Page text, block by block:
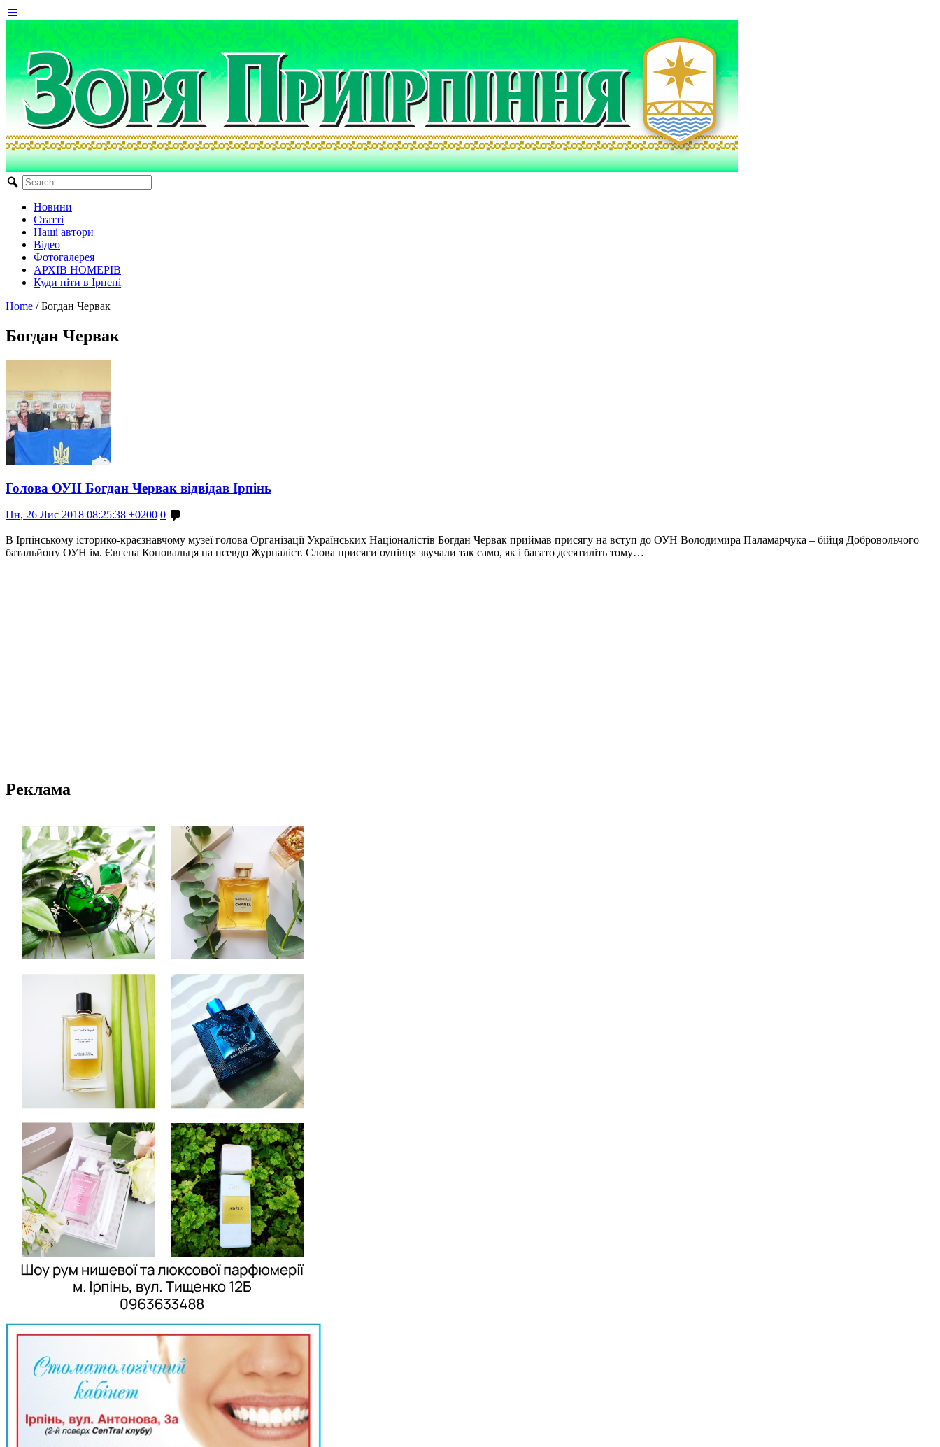
Новини
Статті
Наші автори
Відео
Фотогалерея
АРХІВ НОМЕРІВ
Куди піти в Ірпені
Home / Богдан Червак
Богдан Червак
Голова ОУН Богдан Червак відвідав Ірпінь
Пн, 26 Лис 2018 08:25:38 +0200 0
В Ірпінському історико-краєзнавчому музеї голова Організації Українських Націоналістів Богдан Червак приймав присягу на вступ до ОУН Володимира Паламарчука – бійця Добровольчого
батальйону ОУН ім. Євгена Коновальця на псевдо Журналіст. Слова присяги оунівця звучали так само, як і багато десятиліть тому…
Реклама